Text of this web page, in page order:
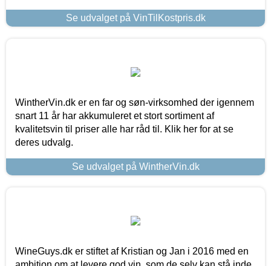
Se udvalget på VinTilKostpris.dk
WintherVin.dk er en far og søn-virksomhed der igennem
snart 11 år har akkumuleret et stort sortiment af
kvalitetsvin til priser alle har råd til. Klik her for at se
deres udvalg.
Se udvalget på WintherVin.dk
WineGuys.dk er stiftet af Kristian og Jan i 2016 med en